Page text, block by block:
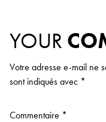
YOUR
Votre adresse e-mail ne
sont indiqués avec *
Commentaire *